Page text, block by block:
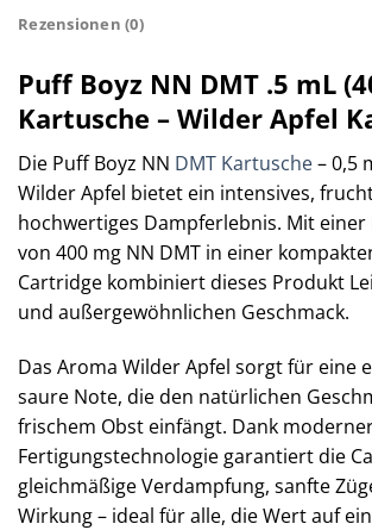
Rezensionen (0)
Puff Boyz NN DMT .5 mL
Kartusche – Wilder Apfel
Die Puff Boyz NN DMT Kartusche– 0,5
Wilder Apfel bietet ein intensives,
hochwertiges Dampferlebnis. Mit
von 400 mg NN DMT in einer
Cartridge kombiniert dieses Produkt
und außergewöhnlichen Geschmack.
Das Aroma Wilder Apfel sorgt für eine
saure Note, die den natürlichen
frischem Obst einfängt. Dank
Fertigungstechnologie garantiert die
gleichmäßige Verdampfung, sanfte
Wirkung – ideal für alle, die Wert auf